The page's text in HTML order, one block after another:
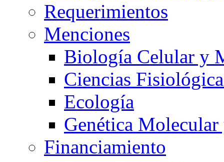
Requerimientos
Menciones
Biología Celular y
Ciencias
Ecología
Genética
Financiamiento